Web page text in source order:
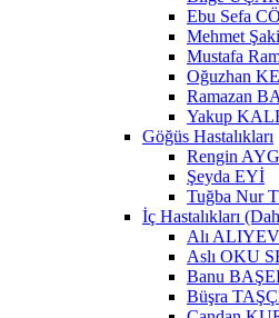
Ebu Sefa
Mehmet
Mustafa
Oğuzhan
Ramazan
Yakup
Göğüs Hastalıkları
Rengin
Şeyda EYİ
Tuğba Nur
İç Hastalıkları
Alı ALIYEV
Aslı OKU
Banu
Büşra